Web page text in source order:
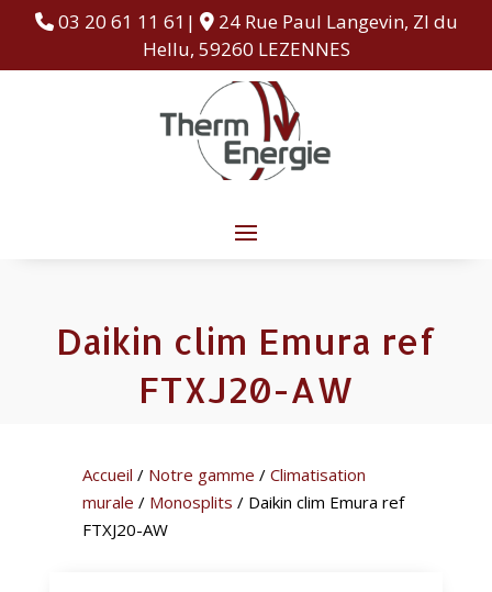
03 20 61 11 61|
24 Rue Paul Langevin, ZI du
Hellu, 59260 LEZENNES
Daikin clim Emura ref
FTXJ20-AW
Accueil / Notre gamme / Climatisation
murale / Monosplits / Daikin clim Emura ref
FTXJ20-AW